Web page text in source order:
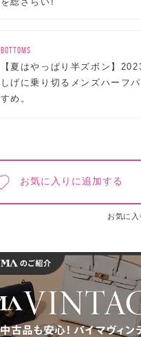
BOTTOMS
【夏はやっぱり半ズボン】
しげに乗り切るメンズハーフ
すめ。
お気に入りに追加する
お気に入